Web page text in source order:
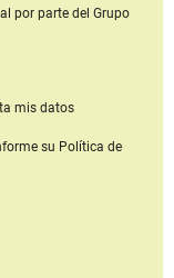
por parte del Grupo
mis datos
su Política de